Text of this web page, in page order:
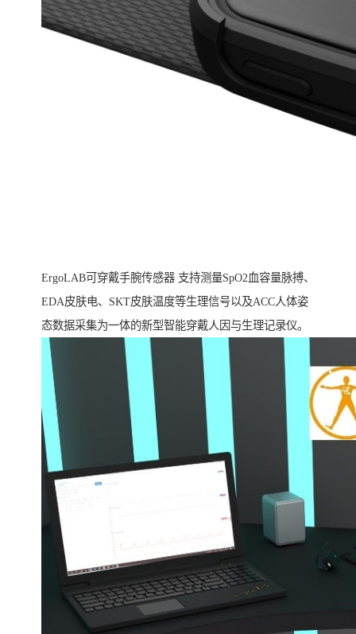
ErgoLAB可穿戴手腕传感器 支持测量SpO2血容量脉搏、
EDA皮肤电、SKT皮肤温度等生理信号以及ACC人体姿
态数据采集为一体的新型智能穿戴人因与生理记录仪。